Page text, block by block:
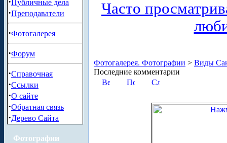
Публичные дела
·Преподаватели
·Фотогалерея
·Форум
·Справочная
·Ссылки
·О сайте
·Обратная связь
·Дерево Сайта
Фотографии
Часто
Фотогалерея. Фотографии > Виды
Последние комментарии